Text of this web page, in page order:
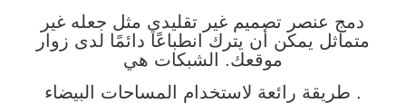
دمج عنصر تصميم غير تقليدي مثل جعله غير
متماثل يمكن أن يترك انطباعًا دائمًا لدى زوار
موقعك. الشبكات هي
طريقة رائعة لاستخدام المساحات البيضاء .